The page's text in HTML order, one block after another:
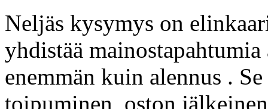
Neljäs kysymys on
yhdistää
enemmän kuin alennus .
toipuminen, oston